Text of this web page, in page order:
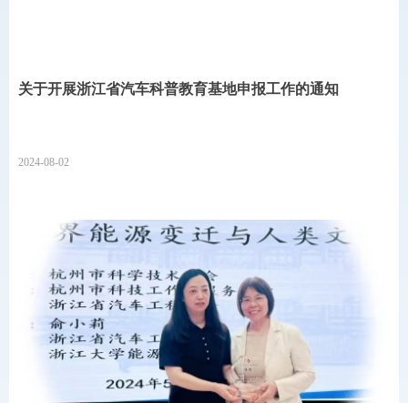
关于开展浙江省汽车科普教育基地申报工作的通知
2024-08-02